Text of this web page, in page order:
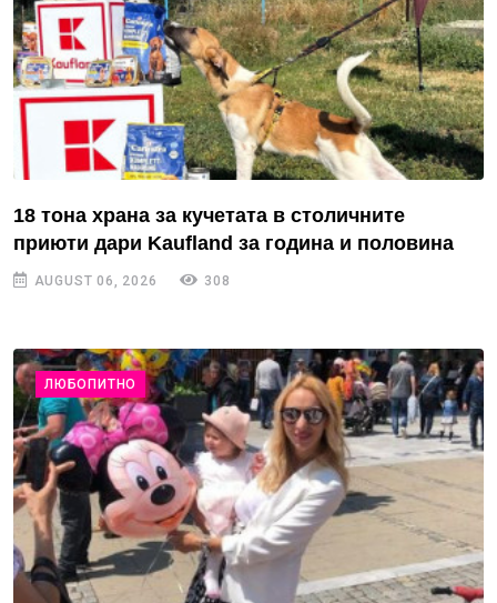
18 тона храна за кучетата в столичните
приюти дари Kaufland за година и половина
AUGUST 06, 2026 308
ЛЮБОПИТНО